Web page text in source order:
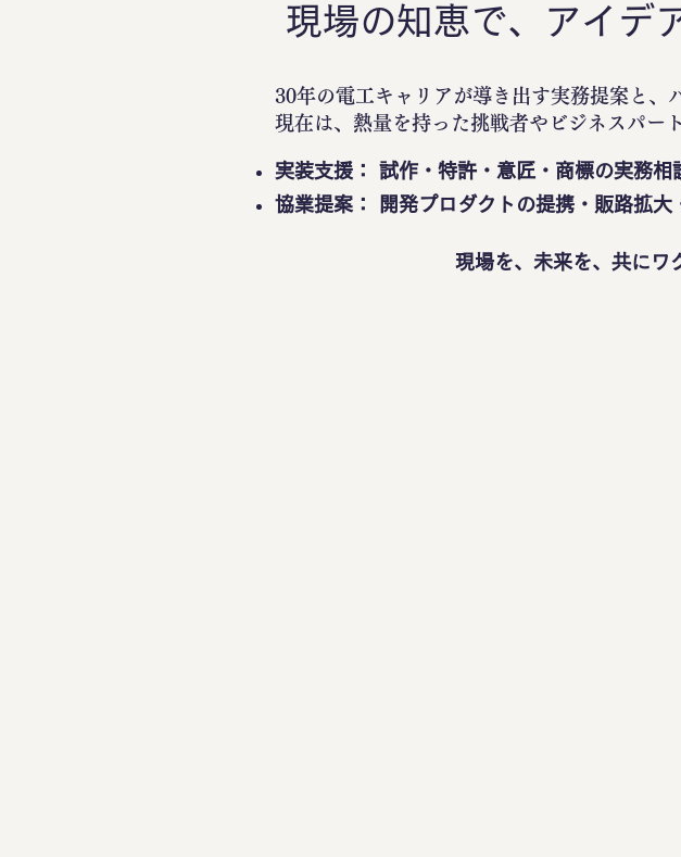
現場の知恵で、アイデ
30年の電工キャリアが導き出す実務提案と、
現在は、熱量を持った挑戦者やビジネスパー
実装支援： 試作・特許・意匠・商標の実務相
協業提案： 開発プロダクトの提携・販路拡大
現場を、未来を、共にワ